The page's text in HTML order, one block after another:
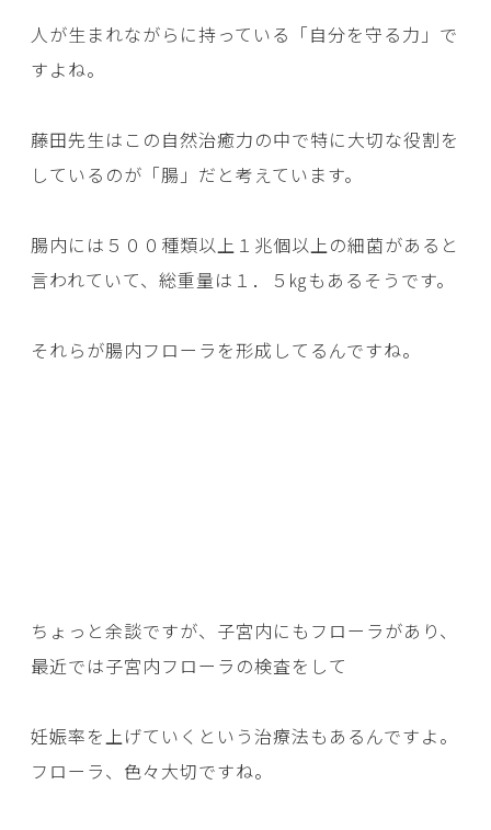
人が生まれながらに持っている「自分を守る力」で
すよね。
藤田先生はこの自然治癒力の中で特に大切な役割を
しているのが「腸」だと考えています。
腸内には５００種類以上１兆個以上の細菌があると
言われていて、総重量は１．５㎏もあるそうです。
それらが腸内フローラを形成してるんですね。
ちょっと余談ですが、子宮内にもフローラがあり、
最近では子宮内フローラの検査をして
妊娠率を上げていくという治療法もあるんですよ。
フローラ、色々大切ですね。